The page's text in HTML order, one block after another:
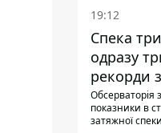
19:12
Спека
одразу
рекорди
Обсерваторія
показники в
затяжної